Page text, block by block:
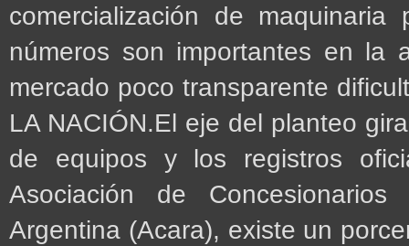
comercialización de maquinaria
números son importantes en la
mercado poco transparente
LA NACIÓN.El eje del planteo
de equipos y los registros
Asociación de
Argentina (Acara), existe un